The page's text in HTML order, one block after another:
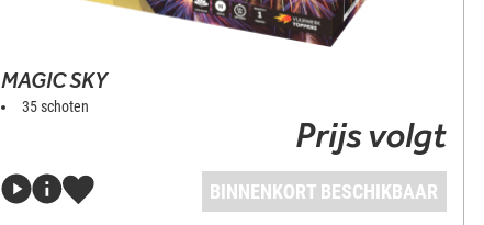
MAGIC SKY
35 schoten
Prijs volgt
BINNENKORT BESCHIKBAAR